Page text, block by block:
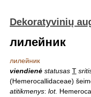
Dekoratyvinių
лилейник
лилейник
viendienė statusas T
(Hemerocallidaceae)
atitikmenys: lot.